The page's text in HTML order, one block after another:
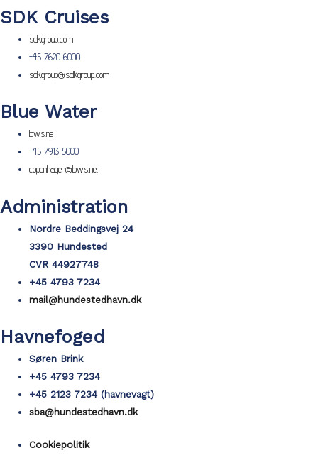
SDK Cruises
sdkgroup.com
+45 7620 6000
sdkgroup@sdkgroup.com
Blue Water
bws.ne
+45 7913 5000
copenhagen@bws.net
Administration
Nordre Beddingsvej 24
3390 Hundested
CVR44927748
+45 4793 7234
mail@hundestedhavn.dk
Havnefoged
Søren Brink
+45 4793 7234
+45 2123 7234 (havnevagt)
sba@hundestedhavn.dk
Cookiepolitik